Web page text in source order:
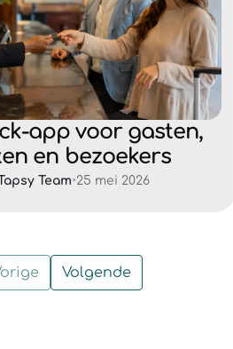
app voor gasten,
en bezoekers
Team•25 mei 2026
Volgende